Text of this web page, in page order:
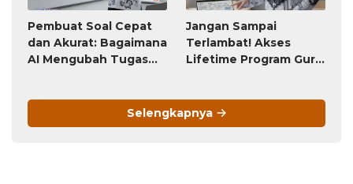
Pembuat Soal Cepat
dan Akurat: Bagaimana
Penyusunan Soal dari
Jam-Jam Menjadi
Jangan Sampai
Terlambat! Akses
(Bayar Sekali, Pakai
Selamanya) Ini Akan